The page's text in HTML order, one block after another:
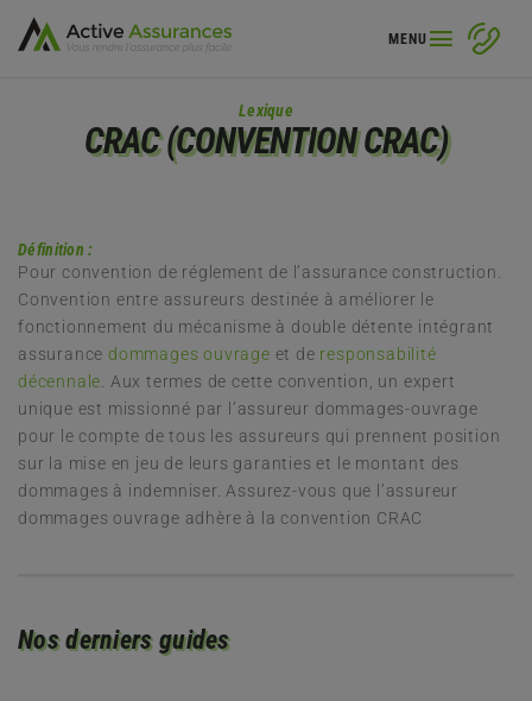
MENU
Lexique
CRAC (CONVENTION CRAC)
Définition :
Pour convention de réglement de l’assurance construction.
Convention entre assureurs destinée à améliorer le
fonctionnement du mécanisme à double détente intégrant
assurancedommages ouvrage et de responsabilité
décennale . Aux termes de cette convention, un expert
unique est missionné par l’assureur dommages-ouvrage
pour le compte de tous les assureurs qui prennent position
sur la mise en jeu de leurs garanties et le montant des
dommages à indemniser. Assurez-vous que l’assureur
dommages ouvrage adhère à la convention CRAC
Nos derniers guides